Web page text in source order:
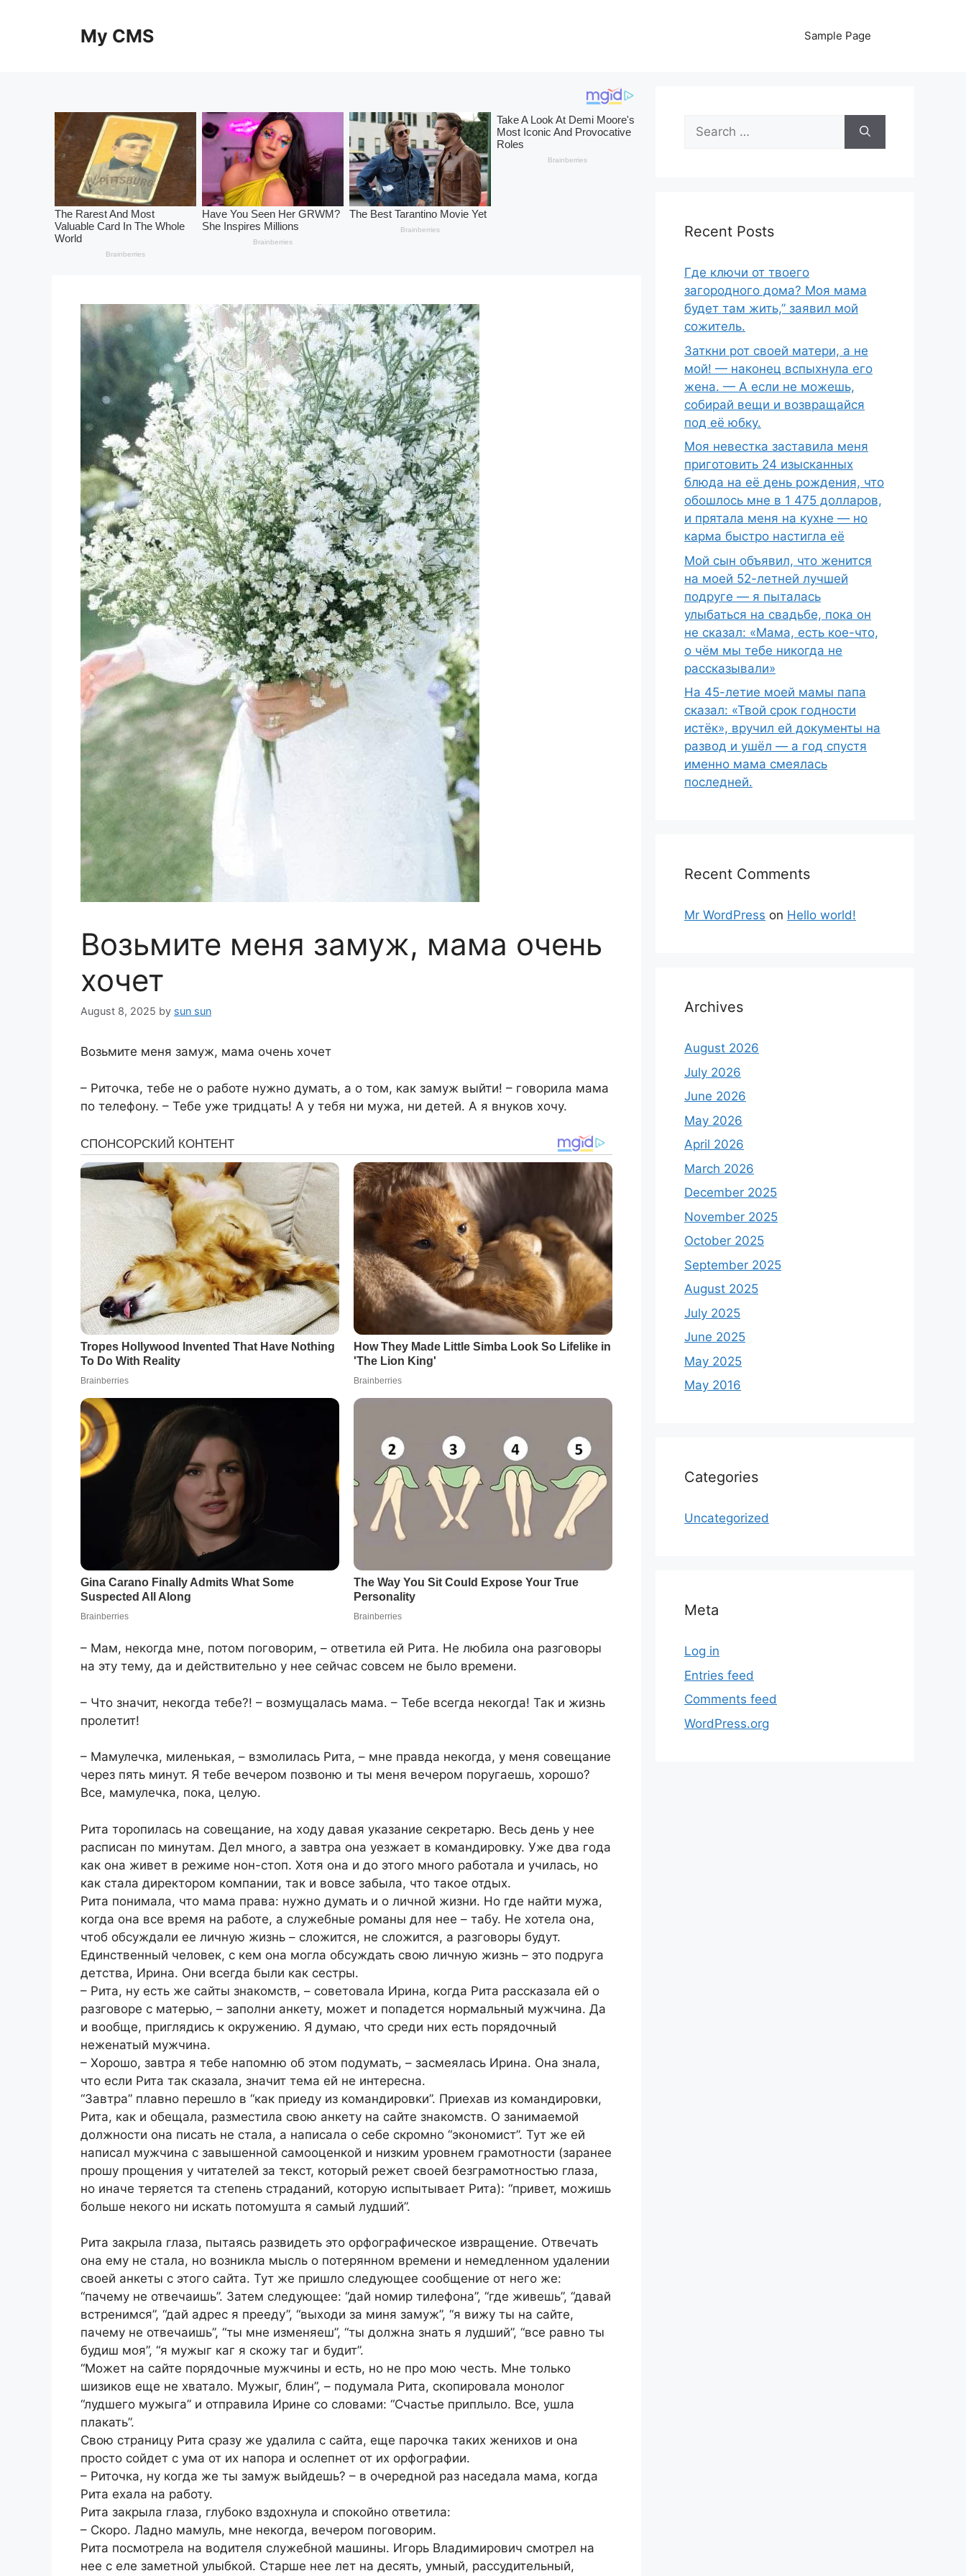
My CMS Sample Page
Возьмите меня замуж, мама очень
хочет
August 8, 2025 by sun sun
Возьмите меня замуж, мама очень хочет
– Риточка, тебе не о работе нужно думать, а о том, как замуж выйти! – говорила мама
по телефону. – Тебе уже тридцать! А у тебя ни мужа, ни детей. А я внуков хочу.
– Мам, некогда мне, потом поговорим, – ответила ей Рита. Не любила она разговоры
на эту тему, да и действительно у нее сейчас совсем не было времени.
– Что значит, некогда тебе?! – возмущалась мама. – Тебе всегда некогда! Так и жизнь
пролетит!
– Мамулечка, миленькая, – взмолилась Рита, – мне правда некогда, у меня совещание
через пять минут. Я тебе вечером позвоню и ты меня вечером поругаешь, хорошо?
Все, мамулечка, пока, целую.
Рита торопилась на совещание, на ходу давая указание секретарю. Весь день у нее
расписан по минутам. Дел много, а завтра она уезжает в командировку. Уже два года
как она живет в режиме нон-стоп. Хотя она и до этого много работала и училась, но
как стала директором компании, так и вовсе забыла, что такое отдых.
Рита понимала, что мама права: нужно думать и о личной жизни. Но где найти мужа,
когда она все время на работе, а служебные романы для нее – табу. Не хотела она,
чтоб обсуждали ее личную жизнь – сложится, не сложится, а разговоры будут.
Единственный человек, с кем она могла обсуждать свою личную жизнь – это подруга
детства, Ирина. Они всегда были как сестры.
– Рита, ну есть же сайты знакомств, – советовала Ирина, когда Рита рассказала ей о
разговоре с матерью, – заполни анкету, может и попадется нормальный мужчина. Да
и вообще, приглядись к окружению. Я думаю, что среди них есть порядочный
неженатый мужчина.
– Хорошо, завтра я тебе напомню об этом подумать, – засмеялась Ирина. Она знала,
что если Рита так сказала, значит тема ей не интересна.
“Завтра” плавно перешло в “как приеду из командировки”. Приехав из командировки,
Рита, как и обещала, разместила свою анкету на сайте знакомств. О занимаемой
должности она писать не стала, а написала о себе скромно “экономист”. Тут же ей
написал мужчина с завышенной самооценкой и низким уровнем грамотности (заранее
прошу прощения у читателей за текст, который режет своей безграмотностью глаза,
но иначе теряется та степень страданий, которую испытывает Рита): “привет, можишь
больше некого ни искать потомушта я самый лудший”.
Рита закрыла глаза, пытаясь развидеть это орфографическое извращение. Отвечать
она ему не стала, но возникла мысль о потерянном времени и немедленном удалении
своей анкеты с этого сайта. Тут же пришло следующее сообщение от него же:
“пачему не отвечаишь”. Затем следующее: “дай номир тилефона”, “где живешь”, “давай
встренимся”, “дай адрес я прееду”, “выходи за миня замуж”, “я вижу ты на сайте,
пачему не отвечаишь”, “ты мне изменяеш”, “ты должна знать я лудший”, “все равно ты
будиш моя”, “я мужыг каг я скожу таг и будит”.
“Может на сайте порядочные мужчины и есть, но не про мою честь. Мне только
шизиков еще не хватало. Мужыг, блин”, – подумала Рита, скопировала монолог
“лудшего мужыга” и отправила Ирине со словами: “Счастье приплыло. Все, ушла
плакать”.
Свою страницу Рита сразу же удалила с сайта, еще парочка таких женихов и она
просто сойдет с ума от их напора и ослепнет от их орфографии.
– Риточка, ну когда же ты замуж выйдешь? – в очередной раз наседала мама, когда
Рита ехала на работу.
Рита закрыла глаза, глубоко вздохнула и спокойно ответила:
– Скоро. Ладно мамуль, мне некогда, вечером поговорим.
Рита посмотрела на водителя служебной машины. Игорь Владимирович смотрел на
нее с еле заметной улыбкой. Старше нее лет на десять, умный, рассудительный,
Search
for:
Recent Posts
Где ключи от твоего
загородного дома? Моя мама
будет там жить,” заявил мой
сожитель.
Заткни рот своей матери, а не
мой! — наконец вспыхнула его
жена. — А если не можешь,
собирай вещи и возвращайся
под её юбку.
Моя невестка заставила меня
приготовить 24 изысканных
блюда на её день рождения, что
обошлось мне в 1 475 долларов,
и прятала меня на кухне — но
карма быстро настигла её
Мой сын объявил, что женится
на моей 52-летней лучшей
подруге — я пыталась
улыбаться на свадьбе, пока он
не сказал: «Мама, есть кое-что,
о чём мы тебе никогда не
рассказывали»
На 45-летие моей мамы папа
сказал: «Твой срок годности
истёк», вручил ей документы на
развод и ушёл — а год спустя
именно мама смеялась
последней.
Recent Comments
Mr WordPress on Hello world!
Archives
August 2026
July 2026
June 2026
May 2026
April 2026
March 2026
December 2025
November 2025
October 2025
September 2025
August 2025
July 2025
June 2025
May 2025
May 2016
Categories
Uncategorized
Meta
Log in
Entries feed
Comments feed
WordPress.org